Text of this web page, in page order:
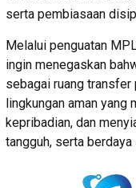
serta pembiasaan
Melalui penguatan
ingin menegaskan
sebagai ruang transfer
lingkungan aman yang
kepribadian, dan
tangguh, serta